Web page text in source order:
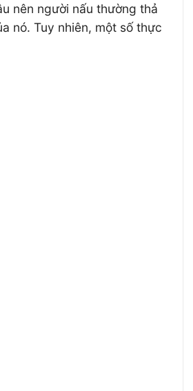
nên người nấu thường thả
nó. Tuy nhiên, một số thực